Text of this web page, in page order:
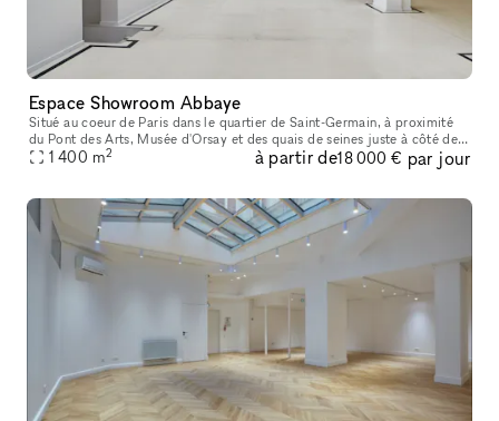
Espace Showroom Abbaye
Situé au coeur de Paris dans le quartier de Saint-Germain, à proximité
du Pont des Arts, Musée d'Orsay et des quais de seines juste à côté de
l'église Saint-Germain, Café de Flore, Les Deux Magots et
1 400 m2 à partir de18 000 € par jour